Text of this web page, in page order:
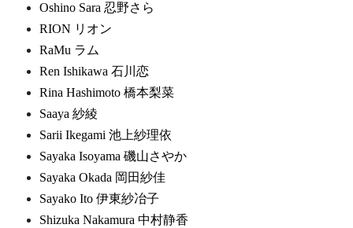
Oshino Sara 忍野さら
RION リオン
RaMu ラム
Ren Ishikawa 石川恋
Rina Hashimoto 橋本梨菜
Saaya 紗綾
Sarii Ikegami 池上紗理依
Sayaka Isoyama 磯山さやか
Sayaka Okada 岡田紗佳
Sayako Ito 伊東紗冶子
Shizuka Nakamura 中村静香